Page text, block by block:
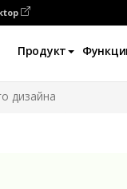
Продукт
дизайна